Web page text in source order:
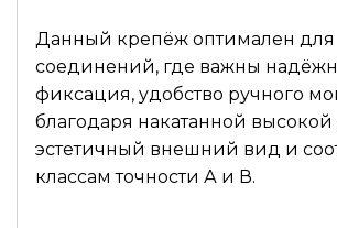
Данный крепёж оптимален для
соединений, где важны
фиксация, удобство ручного
благодаря накатанной высокой
эстетичный внешний вид и
классам точности А и В.